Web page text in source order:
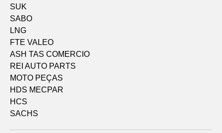
SUK
SABO
LNG
FTE VALEO
ASH TAS COMERCIO
REI AUTO PARTS
MOTO PEÇAS
HDS MECPAR
HCS
SACHS